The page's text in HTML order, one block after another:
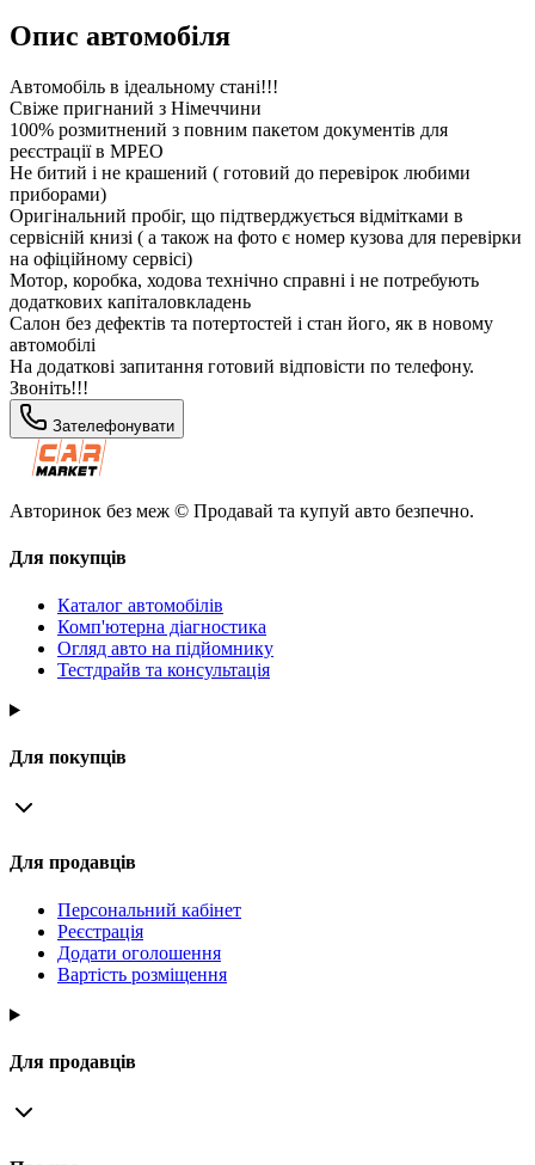
Опис автомобіля
Автомобіль в ідеальному стані!!!
Свіже пригнаний з Німеччини
100% розмитнений з повним пакетом документів для
реєстрації в МРЕО
Не битий і не крашений ( готовий до перевірок любими
приборами)
Оригінальний пробіг, що підтверджується відмітками в
сервісній книзі ( а також на фото є номер кузова для перевірки
на офіційному сервісі)
Мотор, коробка, ходова технічно справні і не потребують
додаткових капіталовкладень
Салон без дефектів та потертостей і стан його, як в новому
автомобілі
На додаткові запитання готовий відповісти по телефону.
Звоніть!!!
Зателефонувати
Авторинок без меж © Продавай та купуй авто безпечно.
Для покупців
Каталог автомобілів
Комп'ютерна діагностика
Огляд авто на підйомнику
Тестдрайв та консультація
Для покупців
Для продавців
Персональний кабінет
Реєстрація
Додати оголошення
Вартість розміщення
Для продавців